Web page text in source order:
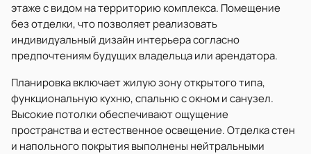
этаже с видом на территорию комплекса. Помещение
без отделки, что позволяет реализовать
индивидуальный дизайн интерьера согласно
предпочтениям будущих владельца или арендатора.
Планировка включает жилую зону открытого типа,
функциональную кухню, спальню с окном и санузел.
Высокие потолки обеспечивают ощущение
пространства и естественное освещение. Отделка стен
и напольного покрытия выполнены нейтральными